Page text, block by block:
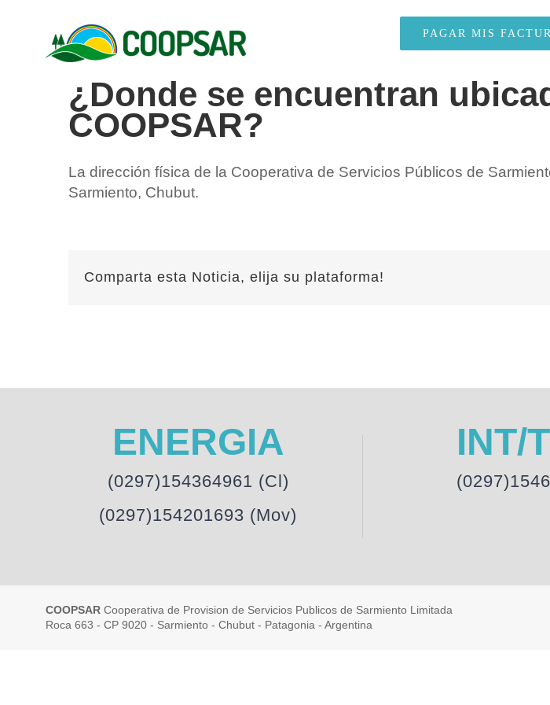
PAGAR MIS
¿Donde se encuentran
COOPSAR?
La dirección física de la Cooperativa de Servicios Públicos de
Sarmiento, Chubut.
Comparta esta Noticia, elija su plataforma!
ENERGIA
(0297)154364961 (Cl)
(0297)154201693 (Mov)
INT/
COOPSAR Cooperativa de Provision de Servicios Publicos de Sarmiento Limitada
Roca 663 - CP 9020 - Sarmiento - Chubut - Patagonia - Argentina